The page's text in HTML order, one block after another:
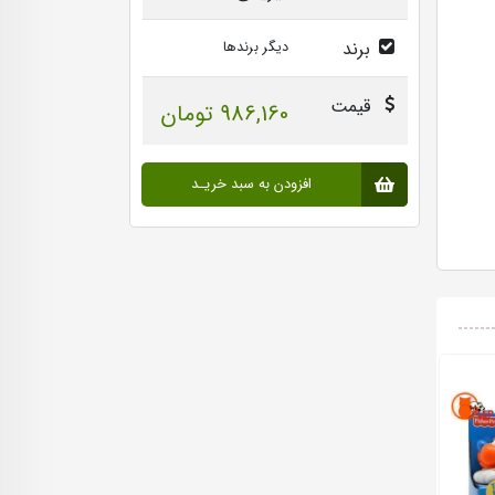
برند دیگر برندها
قیمت 986,160 تومان
افزودن به سبد خریـد